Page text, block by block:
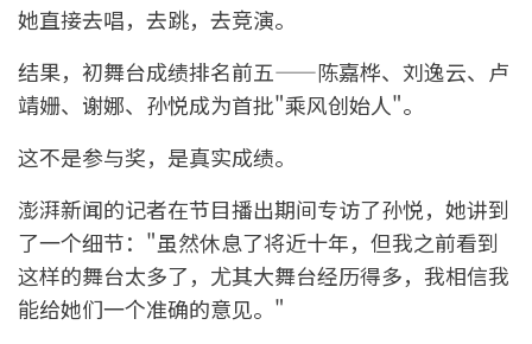
她直接去唱，去跳，去竞演。
结果，初舞台成绩排名前五——陈嘉桦、刘逸云、卢
靖姗、谢娜、孙悦成为首批"乘风创始人"。
这不是参与奖，是真实成绩。
澎湃新闻的记者在节目播出期间专访了孙悦，她讲到
了一个细节："虽然休息了将近十年，但我之前看到
这样的舞台太多了，尤其大舞台经历得多，我相信我
能给她们一个准确的意见。"